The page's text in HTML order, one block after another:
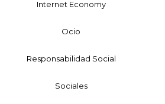
Internet Economy
Ocio
Responsabilidad Social
Sociales